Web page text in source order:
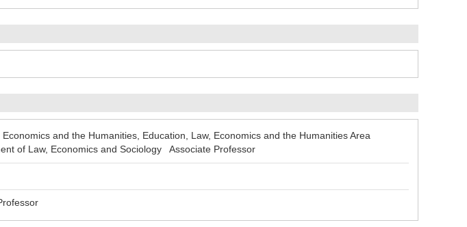
and the Humanities, Education, Law, Economics and the Humanities Area
of Law, Economics and Sociology Associate Professor